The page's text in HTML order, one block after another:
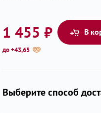
1 455 ₽ В
до +43,65
Выберите способ